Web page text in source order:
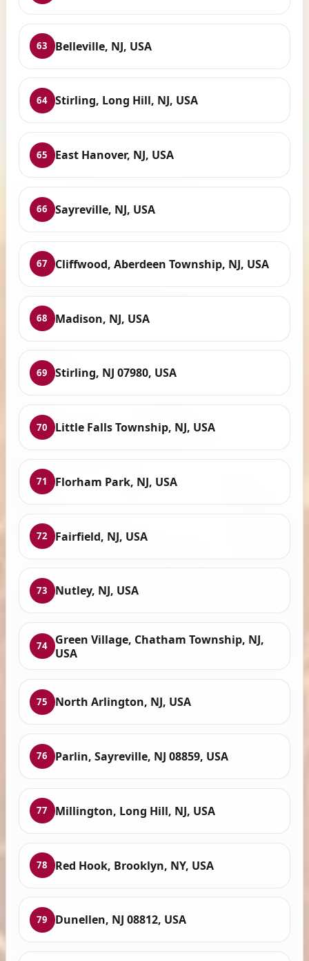
63 Belleville, NJ, USA
64 Stirling, Long Hill, NJ, USA
65 East Hanover, NJ, USA
66 Sayreville, NJ, USA
67 Cliffwood, Aberdeen Township, NJ, USA
68 Madison, NJ, USA
69 Stirling, NJ 07980, USA
70 Little Falls Township, NJ, USA
71 Florham Park, NJ, USA
72 Fairfield, NJ, USA
73 Nutley, NJ, USA
74 Green Village, Chatham Township, NJ,
USA
75 North Arlington, NJ, USA
76 Parlin, Sayreville, NJ 08859, USA
77 Millington, Long Hill, NJ, USA
78 Red Hook, Brooklyn, NY, USA
79 Dunellen, NJ 08812, USA